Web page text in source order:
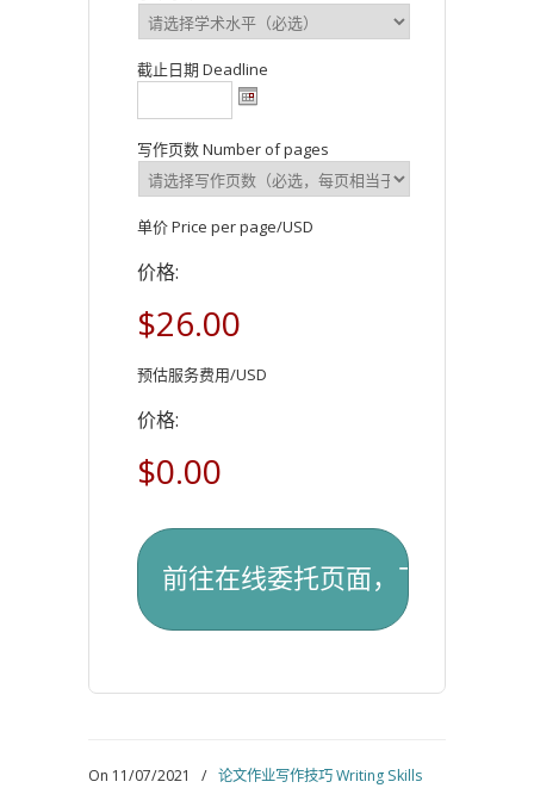
截止日期 Deadline
写作页数 Number of pages
单价 Price per page/USD
价格:
$26.00
预估服务费用/USD
价格:
$0.00
On 11/07/2021 / 论文作业写作技巧 Writing Skills